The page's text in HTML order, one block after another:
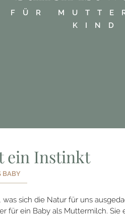
FÜR
KIND
ein Instinkt
BABY
was sich die Natur für uns
für ein Baby als Muttermilch. Sie